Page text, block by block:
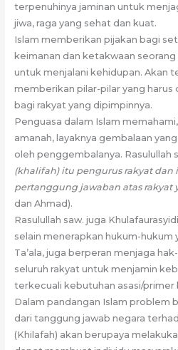
terpenuhinya jaminan untuk
jiwa, raga yang sehat dan kuat.
Islam memberikan pijakan bagi
keimanan dan ketakwaan
untuk menjalani kehidupan. Akan
memberikan pilar-pilar yang harus
bagi rakyat yang dipimpinnya.
Penguasa dalam Islam
amanah, layaknya gembalaan
oleh penggembalanya. Rasulullah
(khalifah) itu pengurus rakyat dan
pertanggung jawaban atas rakyat
dan Ahmad).
Rasulullah saw. juga
selain menerapkan hukum-hukum
Ta’ala, juga berperan menjaga
seluruh rakyat untuk menjamin
terkecuali kebutuhan asasi/primer
Dalam pandangan Islam problem
dari tanggung jawab negara
(Khilafah) akan berupaya